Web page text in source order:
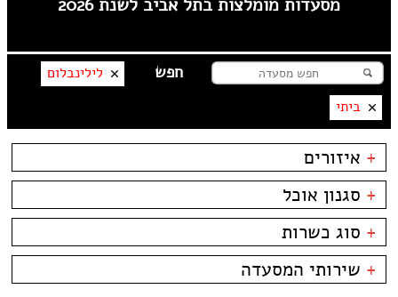
מסעדות מומלצות בתל אביב לשנת 2026
לילינבלום
ביתי
+ איזורים
טיילת תל אביב
צפון תל אביב
קרליבך
צפון ישן
שוק הפשפשים
צהלה
+ סגנון אוכל
בשרים
דגים
פירות ים
צרפתי
ביסטרו
בית קפה
+ סוג כשרות
כשרות
כשר למהדרין
+ שירותי המסעדה